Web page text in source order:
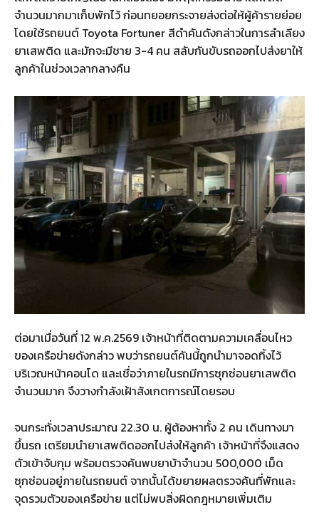
จำนวนมากมาเก็บพักไว้ ก่อนทยอยกระจายส่งต่อให้ผู้ค้ารายย่อย
โดยใช้รถยนต์ Toyota Fortuner สีดำคันดังกล่าวในการลำเลียง
ยาเสพติด และมักจะมีชาย 3-4 คน สลับกันขับรถออกไปส่งยาให้
ลูกค้าในช่วงเวลากลางคืน
ต่อมาเมื่อวันที่ 12 พ.ค.2569 เจ้าหน้าที่ติดตามความเคลื่อนไหว
ของเครือข่ายดังกล่าว พบว่ารถยนต์คันนี้ถูกนำมาจอดทิ้งไว้
บริเวณหน้าคอนโด และเชื่อว่าภายในรถมีการซุกซ่อนยาเสพติด
จำนวนมาก จึงวางกำลังเฝ้าสังเกตการณ์โดยรอบ
จนกระทั่งเวลาประมาณ 22.30 น. ผู้ต้องหาทั้ง 2 คน เดินทางมา
ขึ้นรถ เตรียมนำยาเสพติดออกไปส่งให้ลูกค้า เจ้าหน้าที่จึงแสดง
ตัวเข้าจับกุม พร้อมตรวจค้นพบยาบ้าจำนวน 500,000 เม็ด
ซุกซ่อนอยู่ภายในรถยนต์ จากนั้นได้ขยายผลตรวจค้นที่พักและ
จุดรวมตัวของเครือข่าย แต่ไม่พบสิ่งผิดกฎหมายเพิ่มเติม